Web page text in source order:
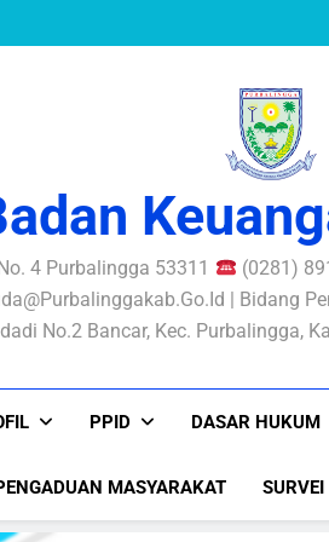
4 Purbalingga 53311
(0281)
| Bidang
No.2 Bancar, Kec. Purbalingga,
PPID DASAR HUKUM
MASYARAKAT